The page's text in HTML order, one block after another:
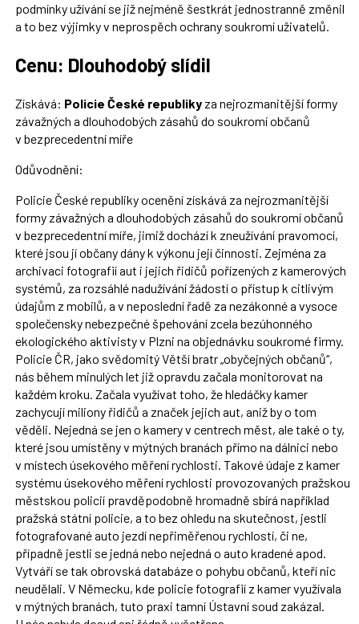
podmínky užívání se již nejméně šestkrát jednostranně změnil
a to bez výjimky v neprospěch ochrany soukromí uživatelů.
Cenu: Dlouhodobý slídil
Získává: Policie České republikyza nejrozmanitější formy
závažných a dlouhodobých zásahů do soukromí občanů
v bezprecedentní míře
Odůvodnění:
Policie České republiky ocenění získává za nejrozmanitější
formy závažných a dlouhodobých zásahů do soukromí občanů
v bezprecedentní míře, jimiž dochází k zneužívání pravomocí,
které jsou jí občany dány k výkonu její činnosti. Zejména za
archivaci fotografií aut i jejich řidičů pořízených z kamerových
systémů, za rozsáhlé nadužívání žádostí o přístup k citlivým
údajům z mobilů, a v neposlední řadě za nezákonné a vysoce
společensky nebezpečné špehování zcela bezúhonného
ekologického aktivisty v Plzni na objednávku soukromé firmy.
Policie ČR, jako svědomitý Větší bratr „obyčejných občanů“,
nás během minulých let již opravdu začala monitorovat na
každém kroku. Začala využívat toho, že hledáčky kamer
zachycují miliony řidičů a značek jejich aut, aniž by o tom
věděli. Nejedná se jen o kamery v centrech měst, ale také o ty,
které jsou umístěny v mýtných branách přímo na dálnici nebo
v místech úsekového měření rychlosti. Takové údaje z kamer
systému úsekového měření rychlosti provozovaných pražskou
městskou policií pravděpodobně hromadně sbírá například
pražská státní policie, a to bez ohledu na skutečnost, jestli
fotografované auto jezdí nepřiměřenou rychlostí, či ne,
případně jestli se jedná nebo nejedná o auto kradené apod.
Vytváří se tak obrovská databáze o pohybu občanů, kteří nic
neudělali. V Německu, kde policie fotografií z kamer využívala
v mýtných branách, tuto praxi tamní Ústavní soud zakázal.